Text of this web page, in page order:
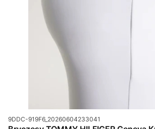
Kod produktu
9DDC-919F6_20260604233041